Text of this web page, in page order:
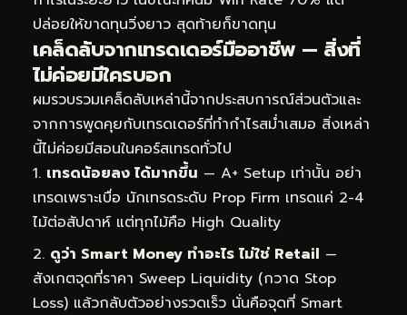
ปล่อยให้ขาดทุนวิ่งยาว สุดท้ายก็ขาดทุน
เคล็ดลับจากเทรดเดอร์มืออาชีพ — สิ่งที่
ไม่ค่อยมีใครบอก
ผมรวบรวมเคล็ดลับเหล่านี้จากประสบการณ์ส่วนตัวและ
จากการพูดคุยกับเทรดเดอร์ที่ทำกำไรสม่ำเสมอ สิ่งเหล่า
นี้ไม่ค่อยมีสอนในคอร์สเทรดทั่วไป
เทรดน้อยลง ได้มากขึ้น — A+ Setup เท่านั้น อย่า
เทรดเพราะเบื่อ นักเทรดระดับ Prop Firm เทรดแค่ 2-4
ไม้ต่อสัปดาห์ แต่ทุกไม้คือ High Quality
ดูว่า Smart Money ทำอะไร ไม่ใช่ Retail —
สังเกตจุดที่ราคา Sweep Liquidity (กวาด Stop
Loss) แล้วกลับตัวอย่างรวดเร็ว นั่นคือจุดที่ Smart